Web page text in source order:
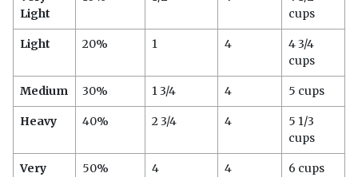
Light
cups
Light 20% 1 4
4 3/4
cups
Medium 30% 1 3/4 4 5 cups
Heavy 40% 2 3/4 4
5 1/3
cups
Very
50% 4 4 6 cups